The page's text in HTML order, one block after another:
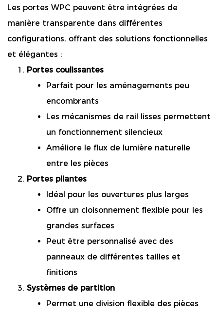
Les portes WPC peuvent être intégrées de
manière transparente dans différentes
configurations, offrant des solutions fonctionnelles
et élégantes :
Portes coulissantes
Parfait pour les aménagements peu
encombrants
Les mécanismes de rail lisses permettent
un fonctionnement silencieux
Améliore le flux de lumière naturelle
entre les pièces
Portes pliantes
Idéal pour les ouvertures plus larges
Offre un cloisonnement flexible pour les
grandes surfaces
Peut être personnalisé avec des
panneaux de différentes tailles et
finitions
Systèmes de partition
Permet une division flexible des pièces